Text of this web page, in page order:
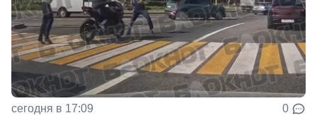
сегодня в 17:09 0